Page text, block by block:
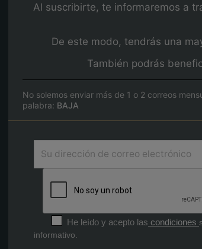
Al suscribirte, te informaremos a
De este modo, tendrás una
También podrás
No solemos enviar más de 1 o 2 correos
palabra: BAJA
He leído y acepto las condiciones
informativo.